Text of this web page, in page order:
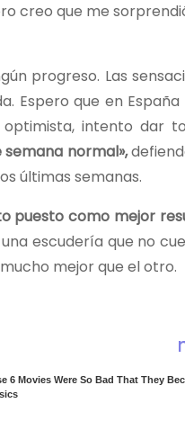
creo que me
progreso. Las
Espero que en
intento dar
normal»,
últimas semanas.
puesto como mejor
escudería que no
mejor que el otro.